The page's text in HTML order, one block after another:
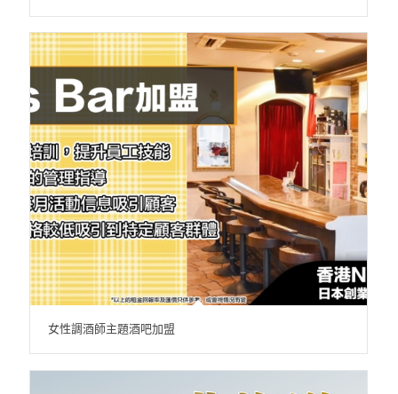
女性調酒師主題酒吧加盟